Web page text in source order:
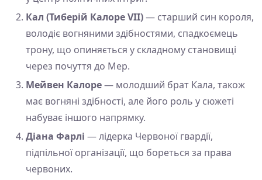
Кал (Тиберій Калоре VII)— старший син короля,
володіє вогняними здібностями, спадкоємець
трону, що опиняється у складному становищі
через почуття до Мер.
Мейвен Калоре— молодший брат Кала, також
має вогняні здібності, але його роль у сюжеті
набуває іншого напрямку.
Діана Фарлі — лідерка Червоної гвардії,
підпільної організації, що бореться за права
червоних.